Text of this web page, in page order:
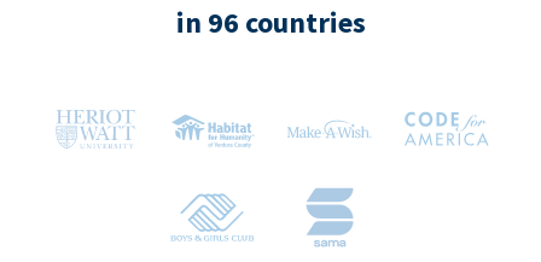
in 96 countries